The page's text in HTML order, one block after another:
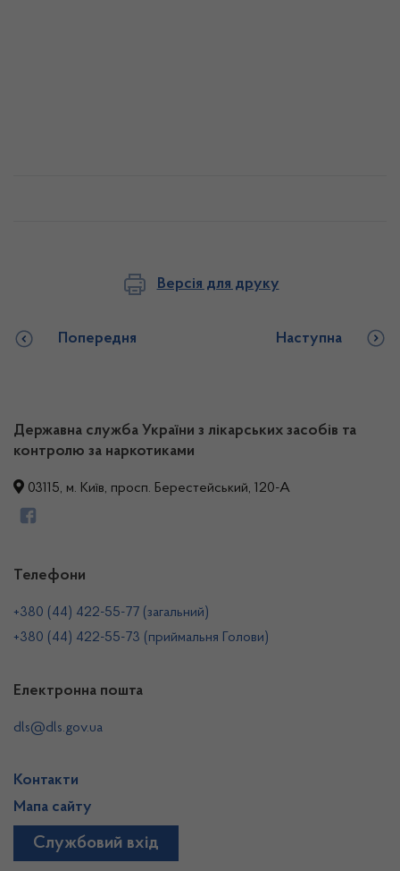
Версія для друку
Попередня Наступна
Державна служба України з лікарських засобів та
контролю за наркотиками
03115, м. Київ, просп. Берестейський, 120-А
Телефони
+380 (44) 422-55-77 (загальний)
+380 (44) 422-55-73 (приймальня Голови)
Електронна пошта
dls@dls.gov.ua
Контакти
Мапа сайту
Службовий вхід